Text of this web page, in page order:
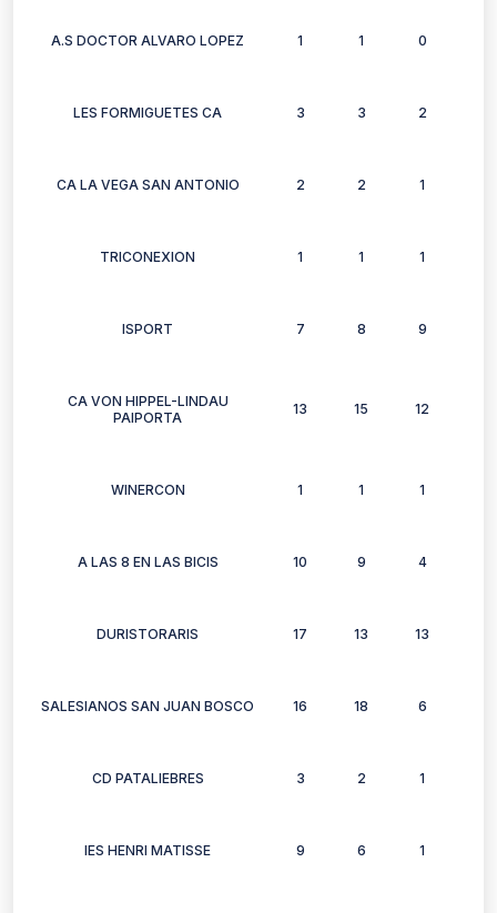
A.S DOCTOR ALVARO LOPEZ 1 1 0
LES FORMIGUETES CA 3 3 2
CA LA VEGA SAN ANTONIO 2 2 1
TRICONEXION 1 1 1
ISPORT 7 8 9
CA VON HIPPEL-LINDAU
PAIPORTA
13 15 12
WINERCON 1 1 1
A LAS 8 EN LAS BICIS 10 9 4
DURISTORARIS 17 13 13
SALESIANOS SAN JUAN BOSCO 16 18 6
CD PATALIEBRES 3 2 1
IES HENRI MATISSE 9 6 1